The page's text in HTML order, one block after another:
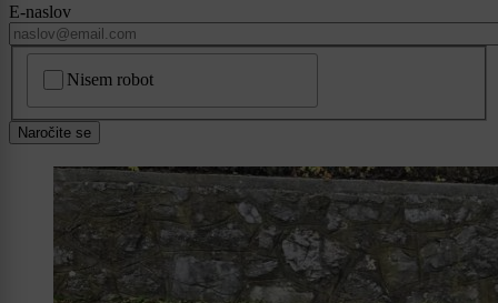
E-naslov
Nisem robot
Naročite se